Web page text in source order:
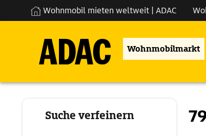
Wohnmobil mieten weltweit | ADAC
Wohnmobilmarkt
Suche verfeinern